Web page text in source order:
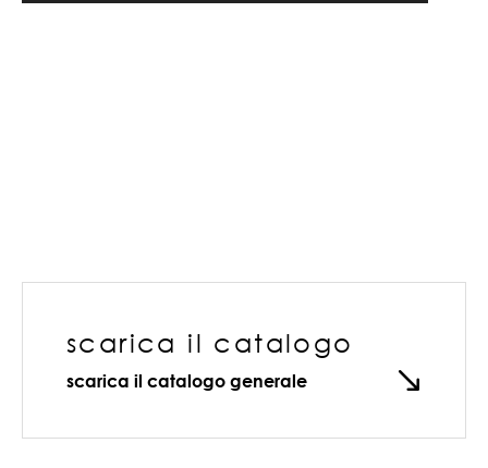
scarica il catalogo
scarica il catalogo generale